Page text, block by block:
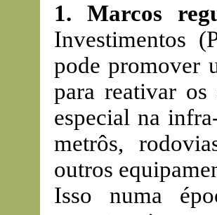
1. Marcos
Investimentos
pode promover
para reativar os
especial na
metrôs,
outros
Isso numa